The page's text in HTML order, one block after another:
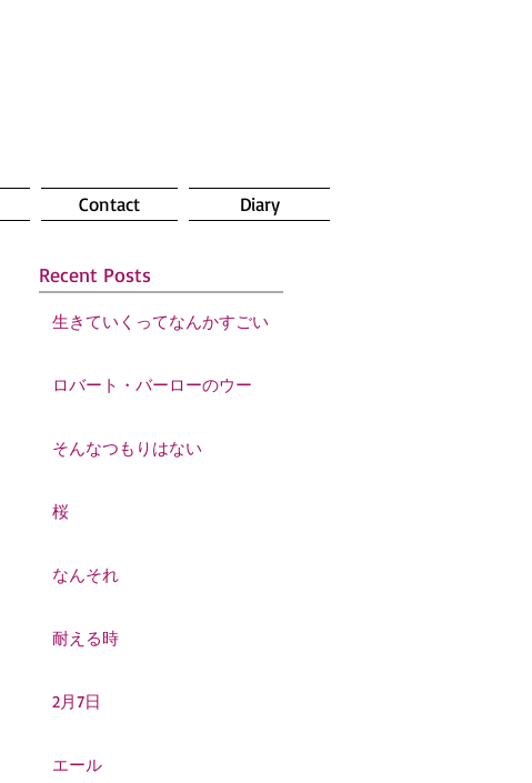
Contact Diary
Recent Posts
生きていくってなんかすごい
ロバート・バーローのウー
そんなつもりはない
桜
なんそれ
耐える時
2月7日
エール